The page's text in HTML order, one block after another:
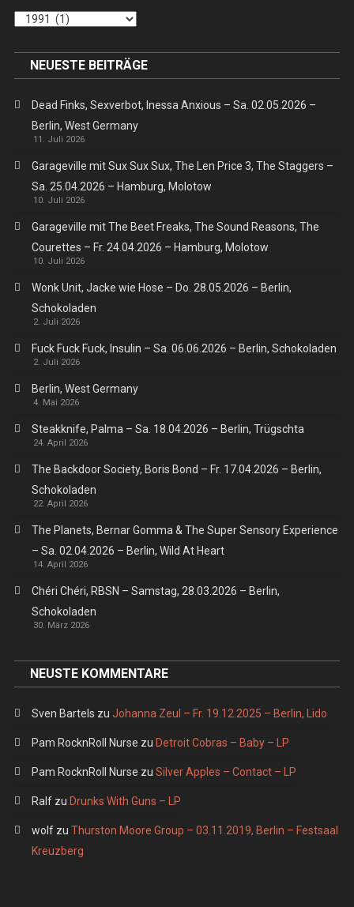
Kategorien
NEUESTE BEITRÄGE
Dead Finks, Sexverbot, Inessa Anxious – Sa. 02.05.2026 –
Berlin, West Germany
11. Juli 2026
Garageville mit Sux Sux Sux, The Len Price 3, The Staggers –
Sa. 25.04.2026 – Hamburg, Molotow
10. Juli 2026
Garageville mit The Beet Freaks, The Sound Reasons, The
Courettes – Fr. 24.04.2026 – Hamburg, Molotow
10. Juli 2026
Wonk Unit, Jacke wie Hose – Do. 28.05.2026 – Berlin,
Schokoladen
2. Juli 2026
Fuck Fuck Fuck, Insulin – Sa. 06.06.2026 – Berlin, Schokoladen
2. Juli 2026
Berlin, West Germany
4. Mai 2026
Steakknife, Palma – Sa. 18.04.2026 – Berlin, Trügschta
24. April 2026
The Backdoor Society, Boris Bond – Fr. 17.04.2026 – Berlin,
Schokoladen
22. April 2026
The Planets, Bernar Gomma & The Super Sensory Experience
– Sa. 02.04.2026 – Berlin, Wild At Heart
14. April 2026
Chéri Chéri, RBSN – Samstag, 28.03.2026 – Berlin,
Schokoladen
30. März 2026
NEUSTE KOMMENTARE
Sven Bartels zu Johanna Zeul – Fr. 19.12.2025 – Berlin, Lido
Pam RocknRoll Nurse zu Detroit Cobras – Baby – LP
Pam RocknRoll Nurse zu Silver Apples – Contact – LP
Ralfzu Drunks With Guns – LP
wolfzu Thurston Moore Group – 03.11.2019, Berlin – Festsaal
Kreuzberg